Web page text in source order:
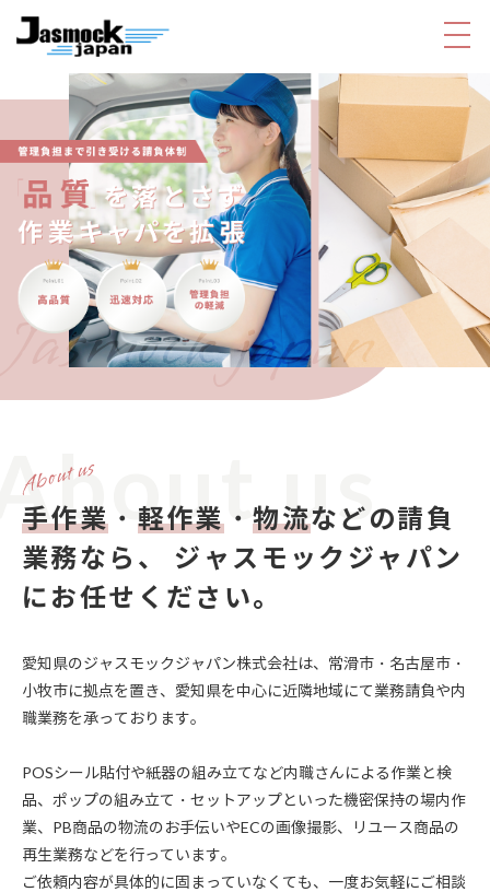
About us
手作業 ・ 軽作業・物流などの請負
業務なら、
ジャスモックジャパン
にお任せください。
愛知県のジャスモックジャパン株式会社は、常滑市・名古屋市・
小牧市に拠点を置き、愛知県を中心に近隣地域にて業務請負や内
職業務を承っております。
POSシール貼付や紙器の組み立てなど内職さんによる作業と検
品、ポップの組み立て・セットアップといった機密保持の場内作
業、PB商品の物流のお手伝いやECの画像撮影、リユース商品の
再生業務などを行っています。
ご依頼内容が具体的に固まっていなくても、一度お気軽にご相談